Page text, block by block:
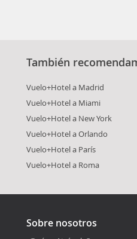
También
Vuelo+Hotel a Madrid
Vuelo+Hotel a Miami
Vuelo+Hotel a New York
Vuelo+Hotel a Orlando
Vuelo+Hotel a París
Vuelo+Hotel a Roma
Sobre nosotros